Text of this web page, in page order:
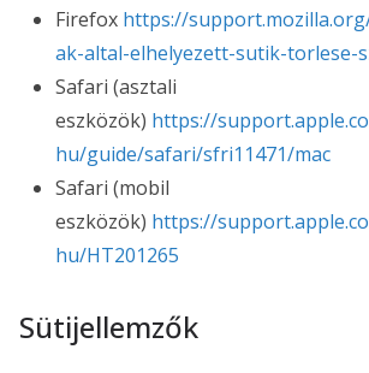
Firefox https://
ak-altal-elhelyezett-sutik-torlese-
Safari (asztali
eszközök) https://
hu/guide/safari/sfri11471/mac
Safari (mobil
eszközök) https://
hu/HT201265
Sütijellemzők